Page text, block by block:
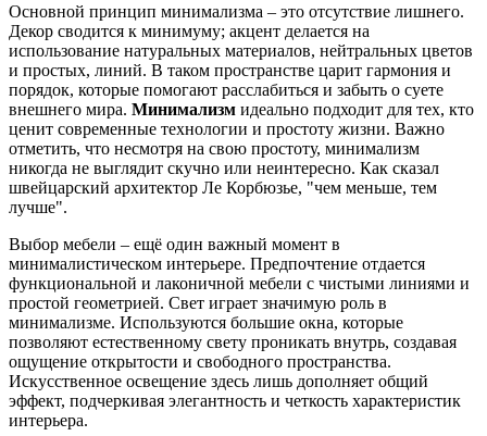
Основной принцип минимализма – это отсутствие лишнего.
Декор сводится к минимуму; акцент делается на
использование натуральных материалов, нейтральных цветов
и простых, линий. В таком пространстве царит гармония и
порядок, которые помогают расслабиться и забыть о суете
внешнего мира. Минимализм идеально подходит для тех, кто
ценит современные технологии и простоту жизни. Важно
отметить, что несмотря на свою простоту, минимализм
никогда не выглядит скучно или неинтересно. Как сказал
швейцарский архитектор Ле Корбюзье, "чем меньше, тем
лучше".
Выбор мебели – ещё один важный момент в
минималистическом интерьере. Предпочтение отдается
функциональной и лаконичной мебели с чистыми линиями и
простой геометрией. Свет играет значимую роль в
минимализме. Используются большие окна, которые
позволяют естественному свету проникать внутрь, создавая
ощущение открытости и свободного пространства.
Искусственное освещение здесь лишь дополняет общий
эффект, подчеркивая элегантность и четкость характеристик
интерьера.